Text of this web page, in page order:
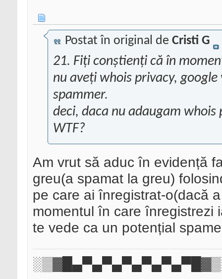
Postat în original de Cristi G
21. Fiți conștienți că în
nu aveți whois privacy,
spammer.
deci, daca nu adaugam
WTF?
Am vrut să aduc în evidență
greu(a spamat la greu)
pe care ai înregistrat-o(dacă
momentul în care înregistrezi
te vede ca un potențial